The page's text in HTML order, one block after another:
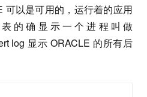
可以是可用的，运行着的应用
的确显示一个进程叫做
log 显示 ORACLE 的所有后